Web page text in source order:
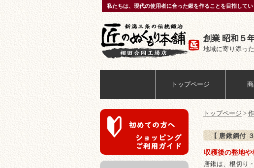
私たちは、現代の使用者に合った鍬を作ることを目指して
創業 昭和５
地域に寄り添っ
トップページ
トップページ >
【 唐鍬鋼付
収穫後の整地
唐鍬は、根切り